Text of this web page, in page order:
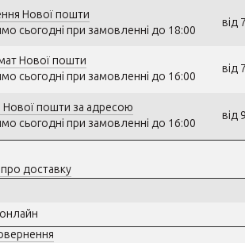
Нової пошти
сьогодні при замовленні до 18:00
від
Нової пошти
сьогодні при замовленні до 16:00
від
Нової пошти за адресою
сьогодні при замовленні до 16:00
від
доставку